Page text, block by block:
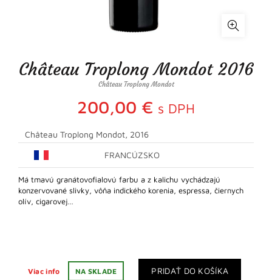
Château Troplong Mondot 2016
Château Troplong Mondot
200,00 € s DPH
Château Troplong Mondot, 2016
FRANCÚZSKO
Má tmavú granátovofialovú farbu a z kalichu vychádzajú
konzervované slivky, vôňa indického korenia, espressa, čiernych
olív, cigarovej…
Viac info NA SKLADE PRIDAŤ DO KOŠÍKA